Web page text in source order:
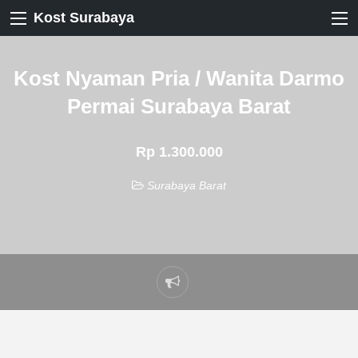
Kost Surabaya
Kost Nyaman Pria / Wanita Darmo
Permai Surabaya Barat
Rp 1.300.000
Surabaya Barat
Laporkan
masalah